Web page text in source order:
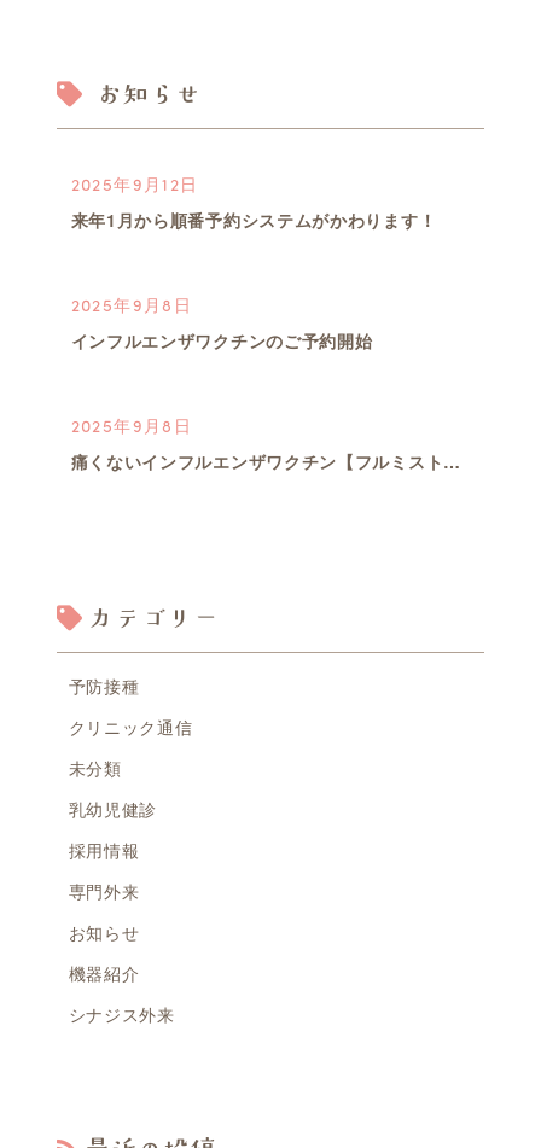
お知らせ
2025年9月12日
来年1月から順番予約システムがかわります！
2025年9月8日
インフルエンザワクチンのご予約開始
2025年9月8日
痛くないインフルエンザワクチン【フルミスト】のご予約開始
【どんな育児も大正解】育心会グループオリジナル育児本プレゼントのお知らせ
診療時間外の受診について
2024年5月29日
カテゴリー
予防接種
クリニック通信
未分類
乳幼児健診
採用情報
専門外来
お知らせ
機器紹介
シナジス外来